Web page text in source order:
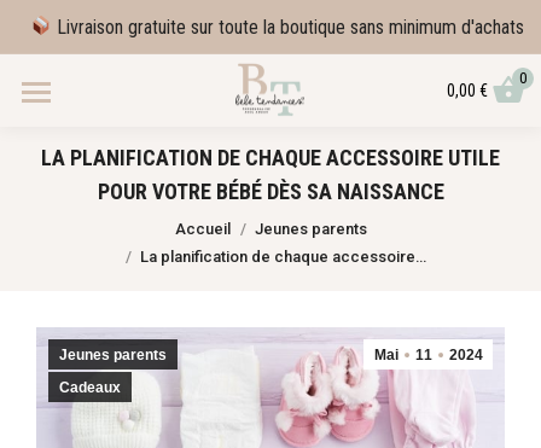
Livraison gratuite sur toute la boutique sans minimum d'achats
0,00 €
0
LA PLANIFICATION DE CHAQUE ACCESSOIRE UTILE
POUR VOTRE BÉBÉ DÈS SA NAISSANCE
Accueil
Jeunes parents
La planification de chaque accessoire…
Mai 11 2024
Jeunes parents
Cadeaux